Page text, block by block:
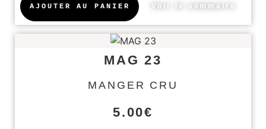
AJOUTER AU PANIER Voir le sommaire
MAG 23
MANGER CRU
5.00€